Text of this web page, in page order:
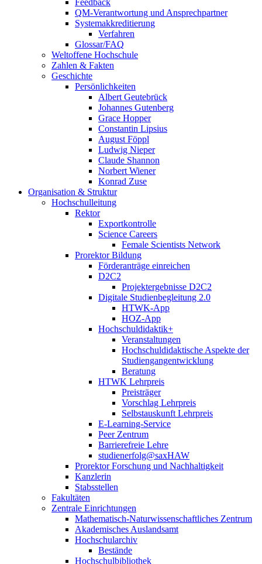
QM-Verantwortung und Ansprechpartner
Systemakkreditierung
Verfahren
Glossar/FAQ
Weltoffene Hochschule
Zahlen & Fakten
Geschichte
Persönlichkeiten
Albert Geutebrück
Johannes Gutenberg
Grace Hopper
Constantin Lipsius
August Föppl
Ludwig Nieper
Claude Shannon
Norbert Wiener
Konrad Zuse
Organisation & Struktur
Hochschulleitung
Rektor
Exportkontrolle
Science Careers
Female Scientists Network
Prorektor Bildung
Förderanträge einreichen
D2C2
Projektergebnisse D2C2
Digitale Studienbegleitung 2.0
HTWK-App
HOZ-App
Hochschuldidaktik+
Veranstaltungen
Hochschuldidaktische Aspekte der
Studiengangentwicklung
Beratung
HTWK Lehrpreis
Preisträger
Vorschlag Lehrpreis
Selbstauskunft Lehrpreis
E-Learning-Service
Peer Zentrum
Barrierefreie Lehre
studienerfolg@saxHAW
Prorektor Forschung und Nachhaltigkeit
Kanzlerin
Stabsstellen
Fakultäten
Zentrale Einrichtungen
Mathematisch-Naturwissenschaftliches Zentrum
Akademisches Auslandsamt
Hochschularchiv
Bestände
Hochschulbibliothek